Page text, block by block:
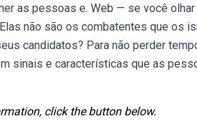
as pessoas e. Web — se você
não são os combatentes que os
candidatos? Para não perder
sinais e características que as
click the button below.